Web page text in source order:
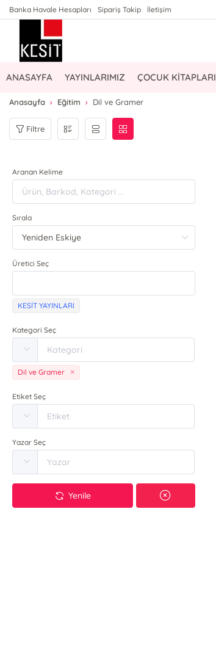
Banka Havale Hesapları Sipariş Takip İletişim
ANASAYFA YAYINLARIMIZ ÇOCUK KİTAPLARI
Anasayfa Eğitim Dil ve Gramer
Filtre
Aranan Kelime
Sırala
Üretici Seç
KESİT YAYINLARI
Kategori Seç
Dil ve Gramer
Etiket Seç
Yazar Seç
Yenile